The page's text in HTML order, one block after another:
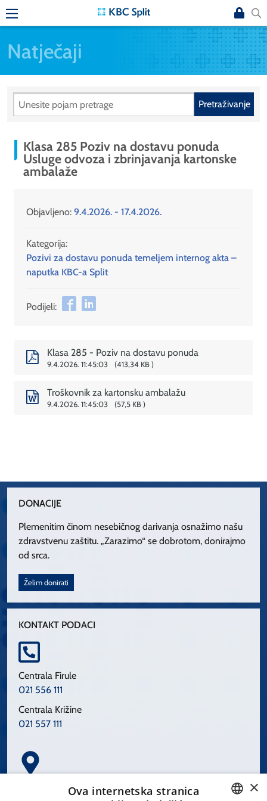
Natječaji
Pretraživanje
Klasa 285 Poziv na dostavu ponuda
Usluge odvoza i zbrinjavanja kartonske
ambalaže
Objavljeno: 9.4.2026. - 17.4.2026.
Kategorija:
Pozivi za dostavu ponuda temeljem internog akta –
naputka KBC-a Split
Podijeli:
Klasa 285 - Poziv na dostavu ponuda
9.4.2026. 11:45:03 413,34 KB
Troškovnik za kartonsku ambalažu
9.4.2026. 11:45:03 57,5 KB
DONACIJE
Plemenitim činom nesebičnog darivanja osnažimo našu
zdravstvenu zaštitu. „Zarazimo“ se dobrotom, donirajmo
od srca.
Želim donirati
KONTAKT PODACI
Centrala Firule
021 556 111
Centrala Križine
021 557 111
Spinčićeva 1, 21000 Split
×
Ova internetska stranica